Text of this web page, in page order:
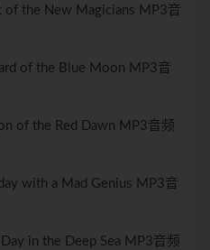
of the New Magicians MP3音
of the Blue Moon MP3音
of the Red Dawn MP3音频
with a Mad Genius MP3音
in the Deep Sea MP3音频